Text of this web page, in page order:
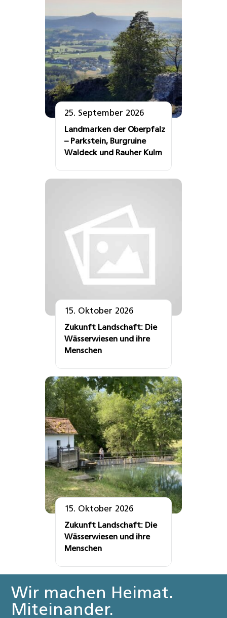
25. September 2026
Landmarken der Oberpfalz
– Parkstein, Burgruine
Waldeck und Rauher Kulm
15. Oktober 2026
Zukunft Landschaft: Die
Wässerwiesen und ihre
Menschen
15. Oktober 2026
Zukunft Landschaft: Die
Wässerwiesen und ihre
Menschen
Wir machen Heimat.
Miteinander.